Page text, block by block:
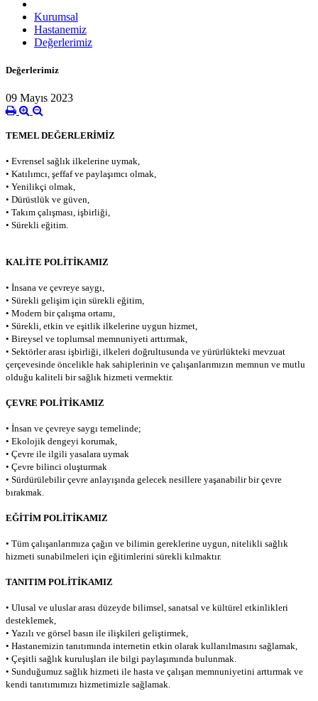
Kurumsal
Hastanemiz
Değerlerimiz
Değerlerimiz
09 Mayıs 2023
TEMEL DEĞERLERİMİZ
• Evrensel sağlık ilkelerine uymak,
• Katılımcı, şeffaf ve paylaşımcı olmak,
• Yenilikçi olmak,
• Dürüstlük ve güven,
• Takım çalışması, işbirliği,
• Sürekli eğitim.
KALİTE POLİTİKAMIZ
• İnsana ve çevreye saygı,
• Sürekli gelişim için sürekli eğitim,
• Modern bir çalışma ortamı,
• Sürekli, etkin ve eşitlik ilkelerine uygun hizmet,
• Bireysel ve toplumsal memnuniyeti arttırmak,
• Sektörler arası işbirliği, ilkeleri doğrultusunda ve yürürlükteki mevzuat
çerçevesinde öncelikle hak sahiplerinin ve çalışanlarımızın memnun ve mutlu
olduğu kaliteli bir sağlık hizmeti vermektir.
ÇEVRE POLİTİKAMIZ
• İnsan ve çevreye saygı temelinde;
• Ekolojik dengeyi korumak,
• Çevre ile ilgili yasalara uymak
• Çevre bilinci oluşturmak
• Sürdürülebilir çevre anlayışında gelecek nesillere yaşanabilir bir çevre
bırakmak.
EĞİTİM POLİTİKAMIZ
• Tüm çalışanlarımıza çağın ve bilimin gereklerine uygun, nitelikli sağlık
hizmeti sunabilmeleri için eğitimlerini sürekli kılmaktır.
TANITIM POLİTİKAMIZ
• Ulusal ve uluslar arası düzeyde bilimsel, sanatsal ve kültürel etkinlikleri
desteklemek,
• Yazılı ve görsel basın ile ilişkileri geliştirmek,
• Hastanemizin tanıtımında internetin etkin olarak kullanılmasını sağlamak,
• Çeşitli sağlık kuruluşları ile bilgi paylaşımında bulunmak.
• Sunduğumuz sağlık hizmeti ile hasta ve çalışan memnuniyetini arttırmak ve
kendi tanıtımımızı hizmetimizle sağlamak.